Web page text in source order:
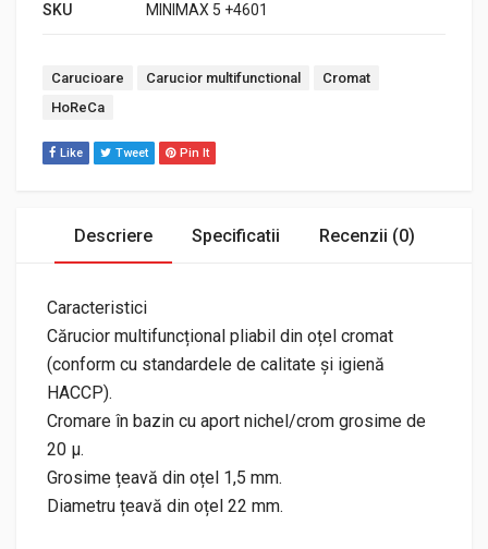
SKU MINIMAX 5 +4601
Tags:
Carucioare Carucior multifunctional
Cromat
HoReCa
Like Tweet Pin It
Descriere Specificatii Recenzii (0)
Caracteristici
Cărucior multifuncțional pliabil din oțel cromat
(conform cu standardele de calitate și igienă
HACCP).
Cromare în bazin cu aport nichel/crom grosime de
20 μ.
Grosime țeavă din oțel 1,5 mm.
Diametru țeavă din oțel 22 mm.